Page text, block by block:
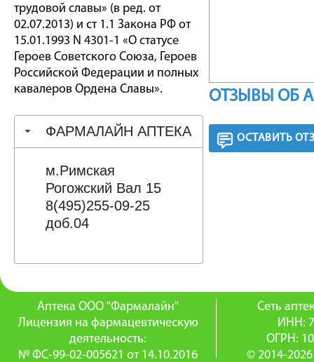
трудовой славы» (в ред. от
02.07.2013) и ст 1.1 Закона РФ от
15.01.1993 N 4301-1 «О статусе
Героев Советского Союза, Героев
Российской Федерации и полных
кавалеров Ордена Славы».
ФАРМАЛАЙН АПТЕКА
м.Римская
Рогожский Вал 15
8(495)255-09-25
доб.04
ОТЗЫВЫ ОБ
ОСТАВИТЬ
Аптека ООО "Фармалайн"
Лицензия на фармацевтическую
деятельность:
№ ФС-99-02-005621 от 14.10.2016
Сеть
ИНН:
ОГРН:
© 2014-